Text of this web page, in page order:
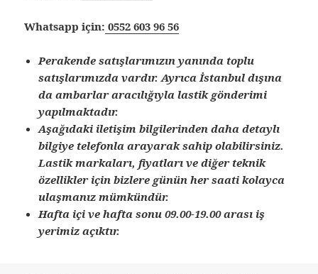
Whatsapp için: 0552 603 96 56
Perakende satışlarımızın yanında toplu
satışlarımızda vardır. Ayrıca İstanbul dışına
da ambarlar aracılığıyla lastik gönderimi
yapılmaktadır.
Aşağıdaki iletişim bilgilerinden daha detaylı
bilgiye telefonla arayarak sahip olabilirsiniz.
Lastik markaları, fiyatları ve diğer teknik
özellikler için bizlere günün her saati kolayca
ulaşmanız mümkündür.
Hafta içi ve hafta sonu 09.00-19.00 arası iş
yerimiz açıktır.